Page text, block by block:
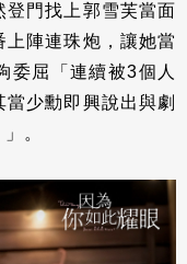
登門找上郭雪芙當面
陣連珠炮，讓她當
委屈「連續被3個人
少勳即興說出與劇
。